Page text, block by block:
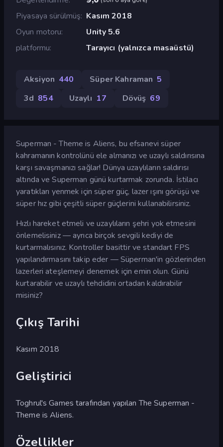
Piyasaya sürülmüş Kasım 2018
Oyun motoru
Unity 5.6
platformu
Tarayıcı (yalnızca masaüstü)
Aksiyon 440 Süper Kahraman 5
3d 854 Uzaylı 17 Dövüş 69
Superman - Theme is Aliens, bu efsanevi süper
kahramanın kontrolünü ele almanızı ve uzaylı saldırısına
karşı savaşmanızı sağlar! Dünya uzaylıların saldırısı
altında ve Superman günü kurtarmak zorunda. İstilacı
yaratıkları yenmek için süper güç, lazer ışını görüşü ve
süper hız gibi çeşitli süper güçlerini kullanabilirsiniz.
Hızlı hareket etmeli ve uzaylıların şehri yok etmesini
önlemelisiniz — ayrıca birçok sevgili kediyi de
kurtarmalısınız. Kontroller basittir ve standart FPS
yapılandırmasını takip eder — Süperman'in gözlerinden
lazerleri ateşlemeyi denemek için emin olun. Günü
kurtarabilir ve uzaylı tehdidini ortadan kaldırabilir
misiniz?
Çıkış Tarihi
Kasım 2018
Geliştirici
Toghrul's Games tarafından yapılan The Superman -
Theme is Aliens.
Özellikler